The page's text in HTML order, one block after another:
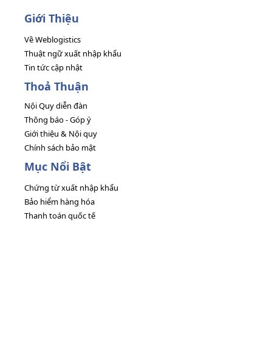
Giới Thiệu
Về Weblogistics
Thuật ngữ xuất nhập khẩu
Tin tức cập nhật
Thoả Thuận
Nội Quy diễn đàn
Thông báo - Góp ý
Giới thiệu & Nội quy
Chính sách bảo mật
Mục Nổi Bật
Chứng từ xuất nhập khẩu
Bảo hiểm hàng hóa
Thanh toán quốc tế